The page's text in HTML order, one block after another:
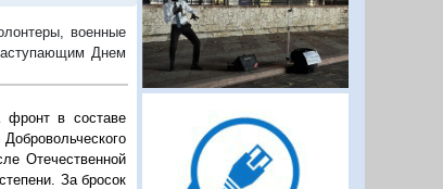
военные
Днем
фронт в составе
Отечественной
За бросок